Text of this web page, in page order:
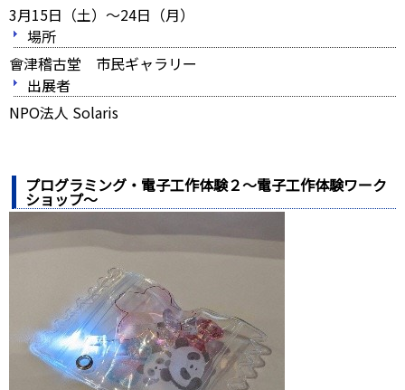
3月15日（土）～24日（月）
場所
會津稽古堂 市民ギャラリー
出展者
NPO法人 Solaris
プログラミング・電子工作体験２～電子工作体験ワーク
ショップ～